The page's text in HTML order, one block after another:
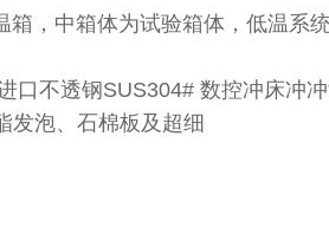
，中箱体为试验箱体，低温系
不透钢SUS304# 数控冲床冲冲
发泡、石棉板及超细